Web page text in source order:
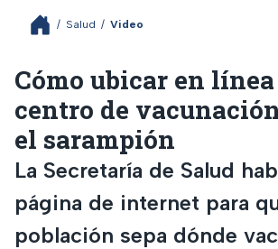
/ Salud / Video
Cómo ubicar en
centro de
el sarampión
La Secretaría de Salud
página de internet para
población sepa dónde